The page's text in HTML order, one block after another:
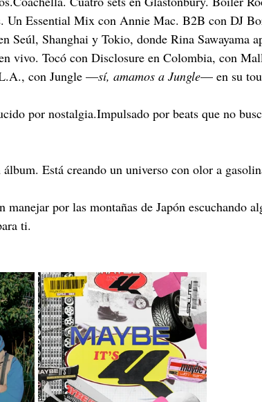
Un Essential Mix con Annie Mac. B2B con DJ
Seúl, Shanghai y Tokio, donde Rina Sawayama
vivo. Tocó con Disclosure en Colombia, con
con Jungle —sí, amamos a Jungle— en su
por nostalgia.Impulsado por beats que no
álbum. Está creando un universo con olor a
manejar por las montañas de Japón escuchando
ti.